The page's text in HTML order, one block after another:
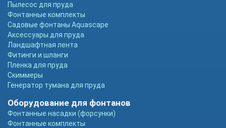
Пылесос для пруда
Фонтанные комплекты
Садовые фонтаны Aquascape
Аксессуары для пруда
Ландшафтная лента
Фитинги и шланги
Пленка для пруда
Скиммеры
Генератор тумана для пруда
Оборудование для фонтанов
Фонтанные насадки (форсунки)
Фонтанные комплекты